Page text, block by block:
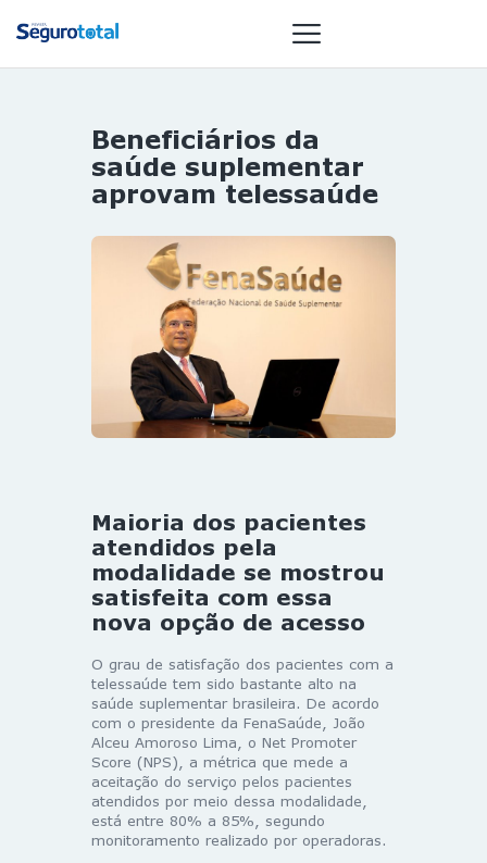
NOTÍCIAS
REVISTA
GAIVOTA DE
OURO
ST SUMMIT
MULHERES
GESTORAS
HOMEST
HOME
Beneficiários da
saúde suplementar
aprovam telessaúde
Maioria dos pacientes
atendidos pela
modalidade se mostrou
satisfeita com essa
nova opção de acesso
O grau de satisfação dos pacientes com a
telessaúde tem sido bastante alto na
saúde suplementar brasileira. De acordo
com o presidente da FenaSaúde, João
Alceu Amoroso Lima, o Net Promoter
Score (NPS), a métrica que mede a
aceitação do serviço pelos pacientes
atendidos por meio dessa modalidade,
está entre 80% a 85%, segundo
monitoramento realizado por operadoras.